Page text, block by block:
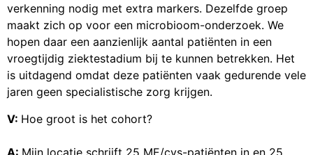
verkenning nodig met extra markers. Dezelfde groep
maakt zich op voor een microbioom-onderzoek. We
hopen daar een aanzienlijk aantal patiënten in een
vroegtijdig ziektestadium bij te kunnen betrekken. Het
is uitdagend omdat deze patiënten vaak gedurende vele
jaren geen specialistische zorg krijgen.
V: Hoe groot is het cohort?
A: Mijn locatie schrijft 25 ME/cvs-patiënten in en 25